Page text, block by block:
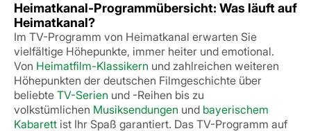
Heimatkanal-Programmübersicht: Was läuft auf
Heimatkanal?
Im TV-Programm von Heimatkanal erwarten Sie
vielfältige Höhepunkte, immer heiter und emotional.
Von Heimatfilm-Klassikern und zahlreichen weiteren
Höhepunkten der deutschen Filmgeschichte über
beliebte TV-Serien und -Reihen bis zu
volkstümlichen Musiksendungen und bayerischem
Kabarett ist Ihr Spaß garantiert. Das TV-Programm auf